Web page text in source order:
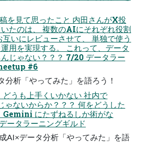
を見て思ったこと 内田さんがX投
たのは、 複数のAIにそれぞれ役割
互いにレビューさせて、 単独で使う
用を実現する。 これって、データ
じゃない？？？ 7/20 データラー
#6
分析「やってみた」を語ろう！
どうも上手くいかない 社内で
ないからか？？？ 何をどうした
Gemini にたずねるしか術がな
ータラーニングギルド
AI×データ分析「やってみた」を語